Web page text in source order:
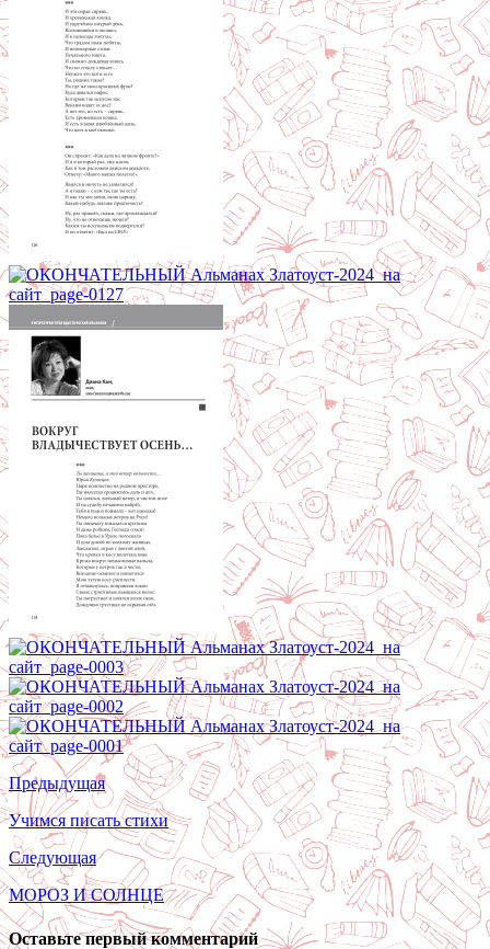
Предыдущая
Учимся писать стихи
Следующая
МОРОЗ И СОЛНЦЕ
Оставьте первый комментарий